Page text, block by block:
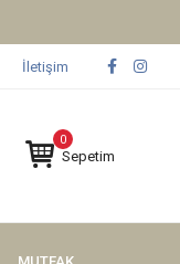
İletişim
0
Sepetim
MUTFAK